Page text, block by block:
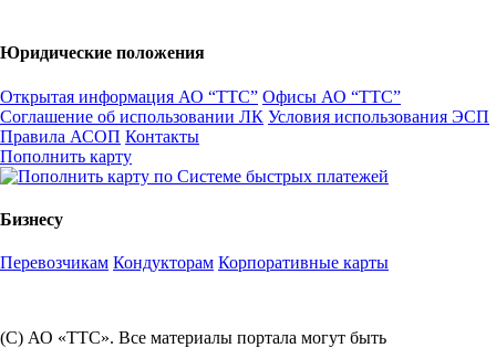
Юридические положения
Открытая информация АО “ТТС” Офисы АО “ТТС”
Соглашение об использовании ЛК Условия использования ЭСП
Правила АСОП Контакты
Пополнить карту
Бизнесу
Перевозчикам Кондукторам Корпоративные карты
(С) АО «ТТС». Все материалы портала могут быть